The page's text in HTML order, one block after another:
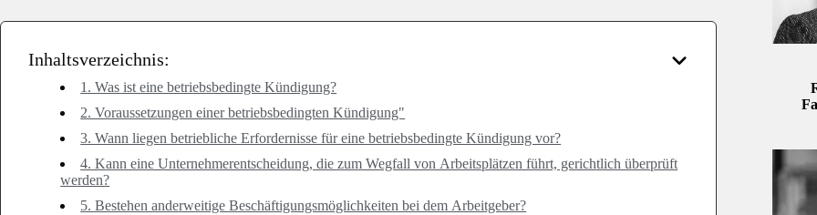
Inhaltsverzeichnis:
1. Was ist eine betriebsbedingte Kündigung?
2. Voraussetzungen einer betriebsbedingten Kündigung"
3. Wann liegen betriebliche Erfordernisse für eine betriebsbedingte Kündigung vor?
4. Kann eine Unternehmerentscheidung, die zum Wegfall von Arbeitsplätzen führt, gerichtlich überprüft
werden?
5. Bestehen anderweitige Beschäftigungsmöglichkeiten bei dem Arbeitgeber?